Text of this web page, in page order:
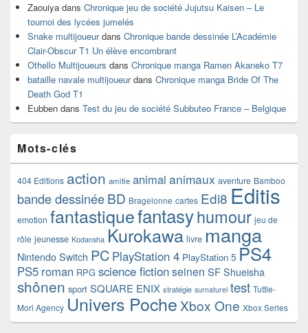
Zaouiya dans Chronique jeu de société Jujutsu Kaisen – Le
tournoi des lycées jumelés
Snake multijoueurdans Chronique bande dessinée L’Académie
Clair-Obscur T1 Un élève encombrant
Othello Multijoueurs dans Chronique manga Ramen Akaneko T7
bataille navale multijoueurdans Chronique manga Bride Of The
Death God T1
Eubben dans Test du jeu de société Subbuteo France – Belgique
Mots-clés
404 Editions action amitie animal animaux aventure Bamboo
bande dessinéeBD Bragelonne cartes Edi8 Editis
emotion fantastiquefantasyhumour jeu de
rôle jeunesse Kodansha Kurokawa livre manga
Nintendo Switch PC PlayStation 4 PlayStation 5 PS4
PS5 roman RPG science fictionseinen SF Shueisha
shônen sport SQUARE ENIX stratégie surnaturel test Tuttle-
Mori Agency Univers Poche Xbox One Xbox Series